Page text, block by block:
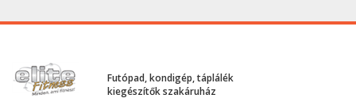
Futópad, kondigép, táplálék
kiegészítők szakáruház